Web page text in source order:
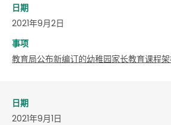
日期
2021年9月2日
事项
教育局公布新编订的幼稚园家长教育课程
日期
2021年9月1日